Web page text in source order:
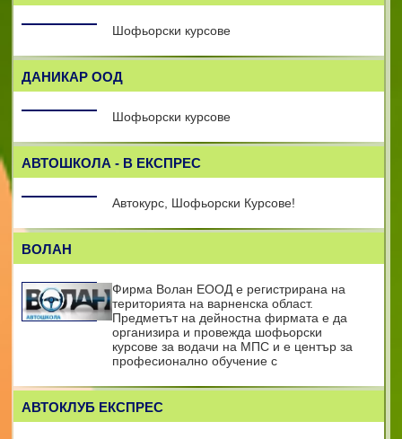
Шофьорски курсове
ДАНИКАР ООД
Шофьорски курсове
АВТОШКОЛА - В ЕКСПРЕС
Автокурс, Шофьорски Курсове!
ВОЛАН
Фирма Волан ЕООД е регистрирана на
територията на варненска област.
Предметът на дейностна фирмата е да
организира и провежда шофьорски
курсове за водачи на МПС и е център за
професионално обучение с
АВТОКЛУБ ЕКСПРЕС